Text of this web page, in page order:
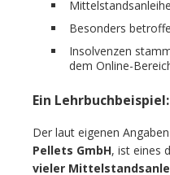
Besonders
Insolvenzen
dem Online-
Ein
Der laut eigenen
Pellets GmbH, ist eines
vieler